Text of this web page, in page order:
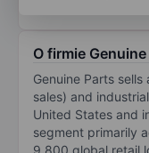
O firmie
Genuine Parts
sales) and
United States and
segment primarily
9,800 global retail